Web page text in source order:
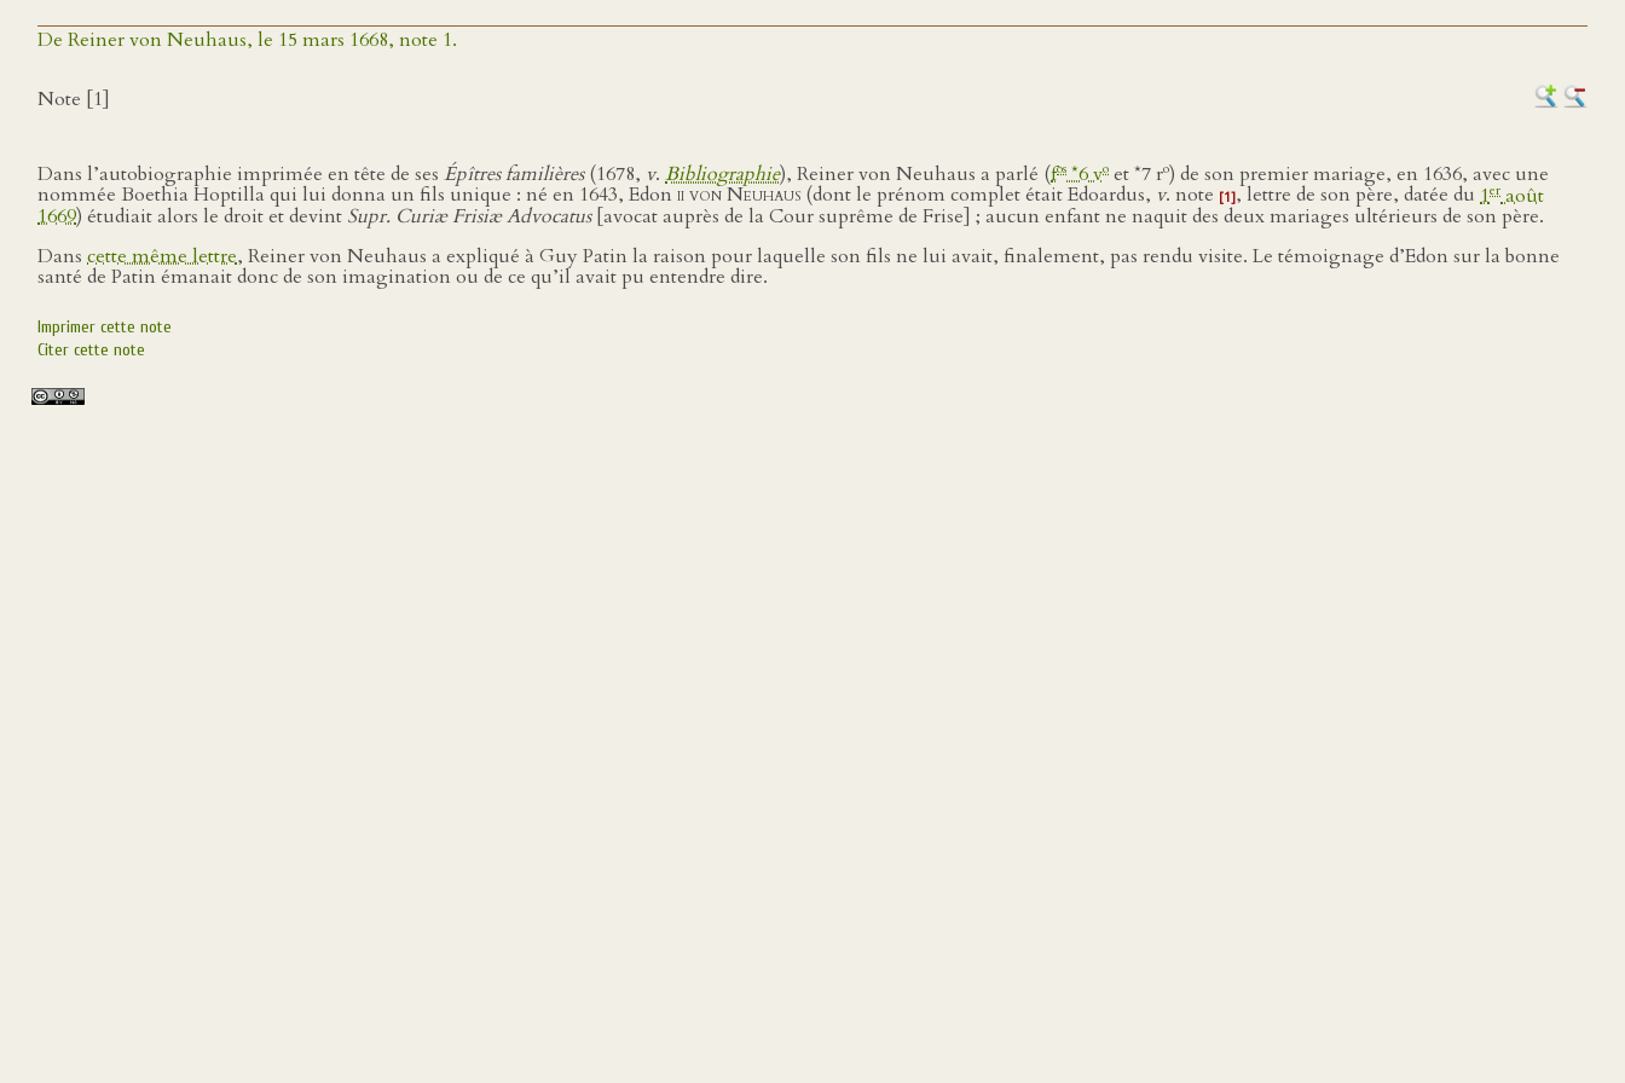
De Reiner von Neuhaus, le 15 mars 1668, note 1.
Note [1]
Dans l’autobiographie imprimée en tête de ses Épîtres familières(1678, v. Bibliographie), Reiner von Neuhaus a parlé (fos*6 vo et *7 ro) de son premier mariage, en 1636, avec une
nommée Boethia Hoptilla qui lui donna un fils unique : né en 1643, Edon iivon Neuhaus (dont le prénom complet était Edoardus, v. note [1], lettre de son père, datée du 1eraoût
1669) étudiait alors le droit et devint Supr. Curiæ Frisiæ Advocatus[avocat auprès de la Cour suprême de Frise] ; aucun enfant ne naquit des deux mariages ultérieurs de son père.
Dans cette même lettre, Reiner von Neuhaus a expliqué à Guy Patin la raison pour laquelle son fils ne lui avait, finalement, pas rendu visite. Le témoignage d’Edon sur la bonne
santé de Patin émanait donc de son imagination ou de ce qu’il avait pu entendre dire.
Imprimer cette note
Citer cette note